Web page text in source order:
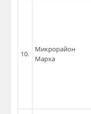
10.
Микрорайон
Марха